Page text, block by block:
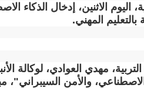
اليوم الاثنين، إدخال
المهني.
مهدي العوادي، لوكالة
والأمن السيبراني"،